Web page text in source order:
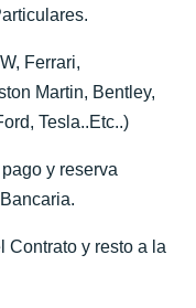
Ferrari,
Martin, Bentley,
Tesla..Etc..)
y reserva
Contrato y resto a la